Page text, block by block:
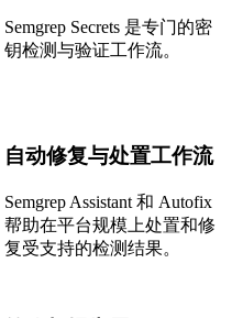
Semgrep Secrets 是专门的密
钥检测与验证工作流。
自动修复与处置工作流
Semgrep Assistant 和 Autofix
帮助在平台规模上处置和修
复受支持的检测结果。